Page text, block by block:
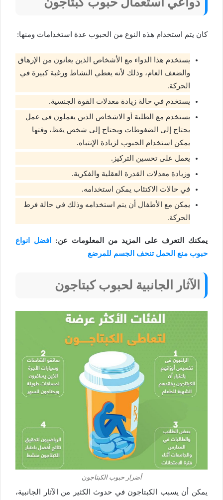
كان يتم استخدام هذه النوع من الحبوب عدة استخدامات ومنها:
يستخدم هذا الدواء مع الأشخاص الذين يعانون من الإرهاق
والضعف العام، وذلك لأنه يعطي النشاط ورغبة كبيرة في
الحركة.
يستخدم في حالة زيادة معدلات القوة الجنسية.
يستخدم مع الطلبة أو الاشخاص الذين يعملون في عمل
يحتاج إلى الضغوطات ويحتاج إلى شخص يقظ، وقتها
يمكن استخدام الحبوب لزيادة الإنتباه.
يعمل على تحسين التركيز.
وزيادة معدلات القدرة العقلية والفكرية.
في حالات الاكتئاب يمكن استخدامه.
يمكن مع الأطفال أن يتم استخدامه وذلك في حالة فرط
الحركة.
يمكنك التعرف على المزيد من المعلومات عن:
افضل انواع
حبوب منع الحمل تنحف الجسم للمرضع
الآثار الجانبية لحبوب كبتاجون
أضرار حبوب الكبتاجون
يمكن أن يسبب الكبتاجون في حدوث الكثير من الآثار الجانبية،